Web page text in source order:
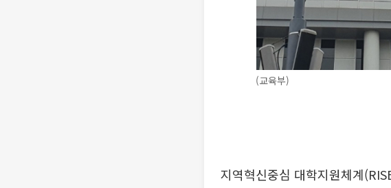
(교육부)
지역혁신중심 대학지원체계